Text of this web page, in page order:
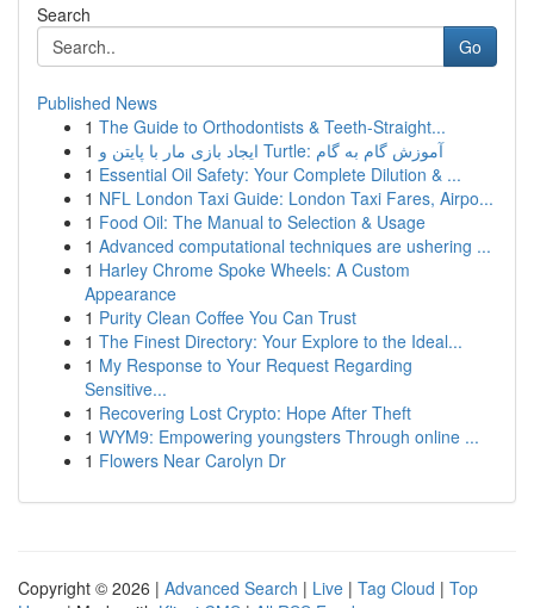
Search
Go
Published News
1 The Guide to Orthodontists & Teeth-Straight...
1
ایجاد بازی مار با پایتن و Turtle: آموزش گام به گام
1 Essential Oil Safety: Your Complete Dilution & ...
1 NFL London Taxi Guide: London Taxi Fares, Airpo...
1 Food Oil: The Manual to Selection & Usage
1 Advanced computational techniques are ushering ...
1 Harley Chrome Spoke Wheels: A Custom
Appearance
1 Purity Clean Coffee You Can Trust
1 The Finest Directory: Your Explore to the Ideal...
1 My Response to Your Request Regarding
Sensitive...
1 Recovering Lost Crypto: Hope After Theft
1 WYM9: Empowering youngsters Through online ...
1 Flowers Near Carolyn Dr
Copyright © 2026 | Advanced Search | Live | Tag Cloud | Top